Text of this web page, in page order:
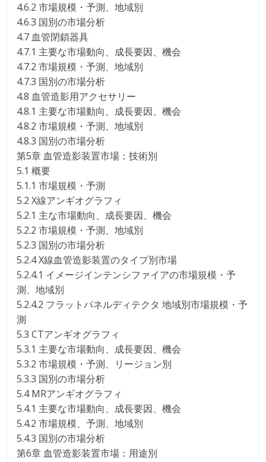
4.6.2 市場規模・予測、地域別
4.6.3 国別の市場分析
4.7 血管閉鎖器具
4.7.1 主要な市場動向、成長要因、機会
4.7.2 市場規模・予測、地域別
4.7.3 国別の市場分析
4.8 血管造影用アクセサリー
4.8.1 主要な市場動向、成長要因、機会
4.8.2 市場規模・予測、地域別
4.8.3 国別の市場分析
第5章 血管造影装置市場：技術別
5.1 概要
5.1.1 市場規模・予測
5.2 X線アンギオグラフィ
5.2.1 主な市場動向、成長要因、機会
5.2.2 市場規模・予測、地域別
5.2.3 国別の市場分析
5.2.4 X線血管造影装置のタイプ別市場
5.2.4.1 イメージインテンシファイアの市場規模・予
測、地域別
5.2.4.2 フラットパネルディテクタ 地域別市場規模・予
測
5.3 CTアンギオグラフィ
5.3.1 主要な市場動向、成長要因、機会
5.3.2 市場規模・予測、リージョン別
5.3.3 国別の市場分析
5.4 MRアンギオグラフィ
5.4.1 主要な市場動向、成長要因、機会
5.4.2 市場規模、予測、地域別
5.4.3 国別の市場分析
第6章 血管造影装置市場：用途別